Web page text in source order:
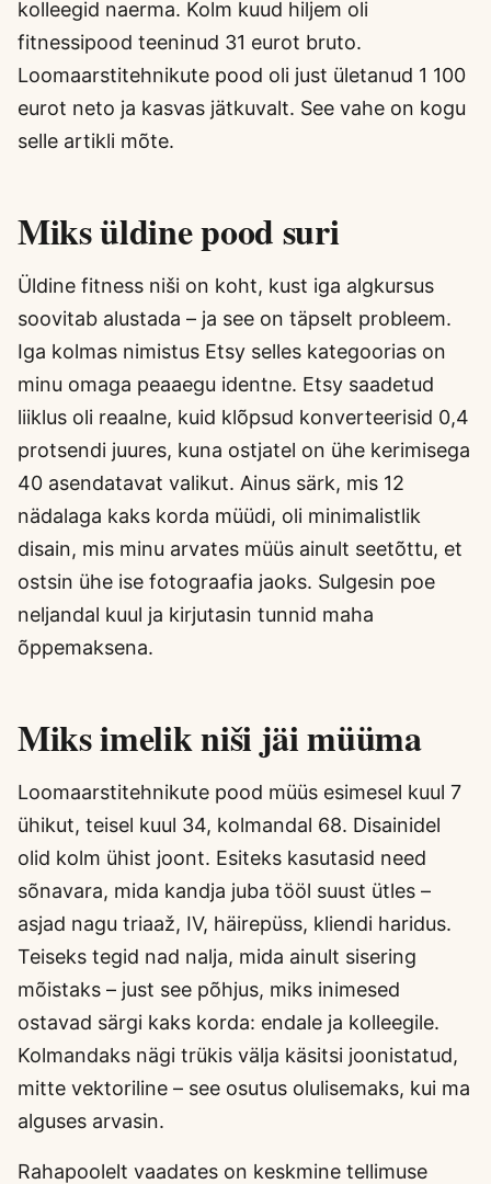
kolleegid naerma. Kolm kuud hiljem oli
fitnessipood teeninud 31 eurot bruto.
Loomaarstitehnikute pood oli just ületanud 1 100
eurot neto ja kasvas jätkuvalt. See vahe on kogu
selle artikli mõte.
Miks üldine pood suri
Üldine fitness niši on koht, kust iga algkursus
soovitab alustada – ja see on täpselt probleem.
Iga kolmas nimistus Etsy selles kategoorias on
minu omaga peaaegu identne. Etsy saadetud
liiklus oli reaalne, kuid klõpsud konverteerisid 0,4
protsendi juures, kuna ostjatel on ühe kerimisega
40 asendatavat valikut. Ainus särk, mis 12
nädalaga kaks korda müüdi, oli minimalistlik
disain, mis minu arvates müüs ainult seetõttu, et
ostsin ühe ise fotograafia jaoks. Sulgesin poe
neljandal kuul ja kirjutasin tunnid maha
õppemaksena.
Miks imelik niši jäi müüma
Loomaarstitehnikute pood müüs esimesel kuul 7
ühikut, teisel kuul 34, kolmandal 68. Disainidel
olid kolm ühist joont. Esiteks kasutasid need
sõnavara, mida kandja juba tööl suust ütles –
asjad nagu triaaž, IV, häirepüss, kliendi haridus.
Teiseks tegid nad nalja, mida ainult sisering
mõistaks – just see põhjus, miks inimesed
ostavad särgi kaks korda: endale ja kolleegile.
Kolmandaks nägi trükis välja käsitsi joonistatud,
mitte vektoriline – see osutus olulisemaks, kui ma
alguses arvasin.
Rahapoolelt vaadates on keskmine tellimuse